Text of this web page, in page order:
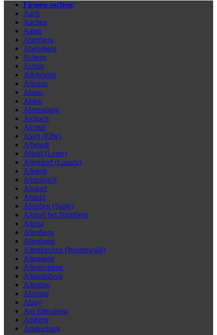
Firmen suchen:
Aach
Aachen
Aalen
Abenberg
Abensberg
Achern
Achim
Adelsheim
Adenau
Ahaus
Ahlen
Ahrensburg
Aichach
Aichtal
Aken (Elbe)
Albstadt
Alfeld (Leine)
Allendorf (Lumda)
Allstedt
Alpirsbach
Alsdorf
Alsfeld
Alsleben (Saale)
Altdorf bei Nürnberg
Altena
Altenberg
Altenburg
Altenkirchen (Westerwald)
Altensteig
Altentreptow
Altlandsberg
Altötting
Alzenau
Alzey
Am Ettersberg
Amberg
Amöneburg